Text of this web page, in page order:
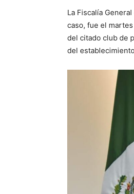
La Fiscalía
caso, fue el
del citado club de
del